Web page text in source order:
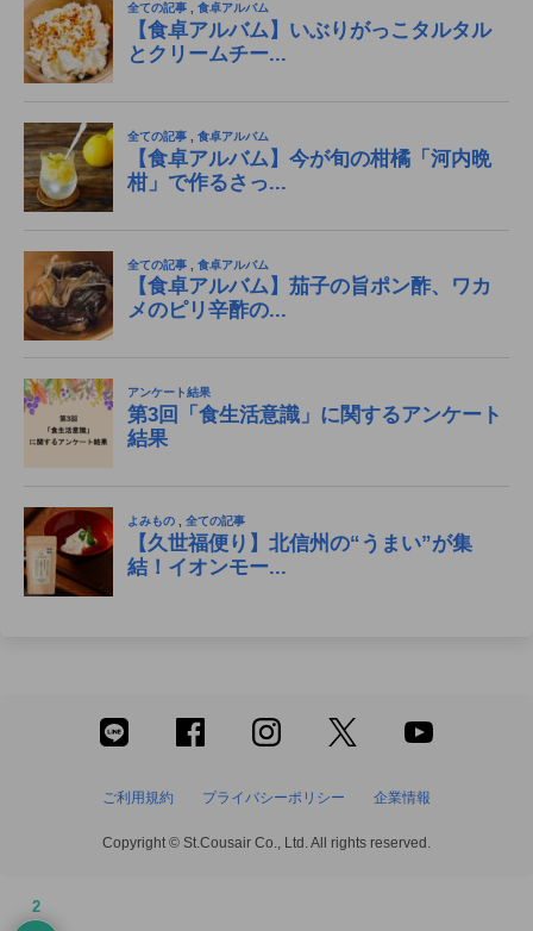
ご利用規約 プライバシーポリシー 企業情報
Copyright © St.Cousair Co., Ltd. All rights reserved.
2